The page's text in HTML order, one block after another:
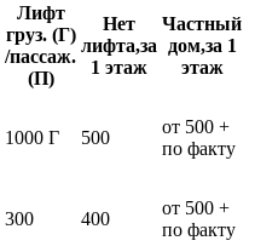
Лифт
груз. (Г)
/пассаж.
(П)
Нет
лифта,за
1 этаж
Частный
дом,за 1
этаж
1000 Г 500
от 500 +
по факту
300 400
от 500 +
по факту